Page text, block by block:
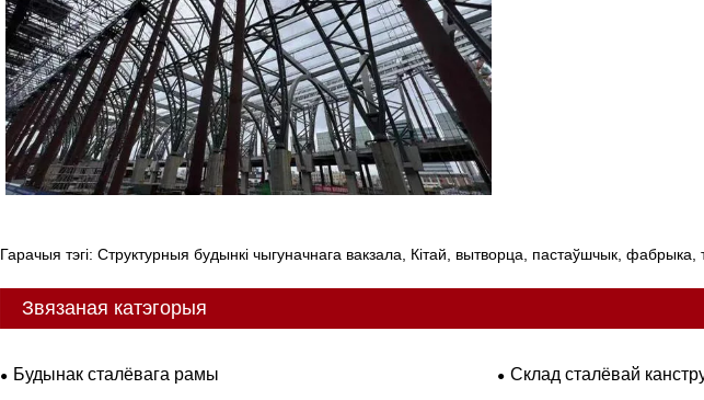
Гарачыя тэгі: Структурныя будынкі чыгуначнага вакзала, Кітай, вытворца, пастаўшчык,
Звязаная катэгорыя
Будынак сталёвага рамы
Склад сталёвай